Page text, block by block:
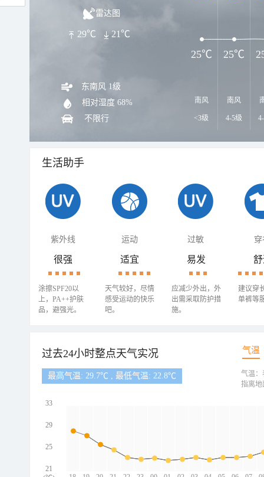
雷达图
29℃ 21℃
东南风 1级
相对湿度 68%
不限行
南风
<3级
南风
4-5级
25℃ 25℃
生活助手
紫外线 运动 过敏 穿
很强
涂擦SPF20以
上，PA++护肤
品，避强光。
适宜
天气较好，尽情
感受运动的快乐
吧。
易发
应减少外出，外
出需采取防护措
施。
建议穿
单裤等
过去24小时整点天气实况 气温
最高气温: 29.7℃ , 最低气温: 22.8℃
33
29
25
21
气温：
指离地